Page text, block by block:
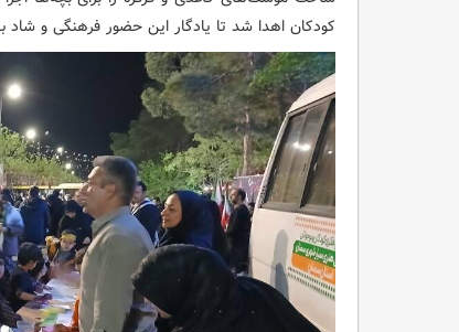
کودکان اهدا شد تا یادگار این حضور فرهنگی و شاد